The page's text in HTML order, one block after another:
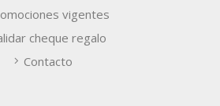
vigentes
cheque regalo
Contacto